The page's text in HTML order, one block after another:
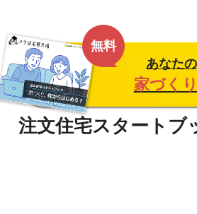
無料
あなた
家づく